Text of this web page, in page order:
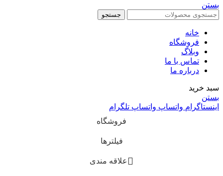
بستن
جستجو
خانه
فروشگاه
وبلاگ
تماس با ما
درباره ما
سبد خرید
بستن
اینستاگرام واتساپ واتساپ تلگرام
فروشگاه
فیلترها
علاقه مندی